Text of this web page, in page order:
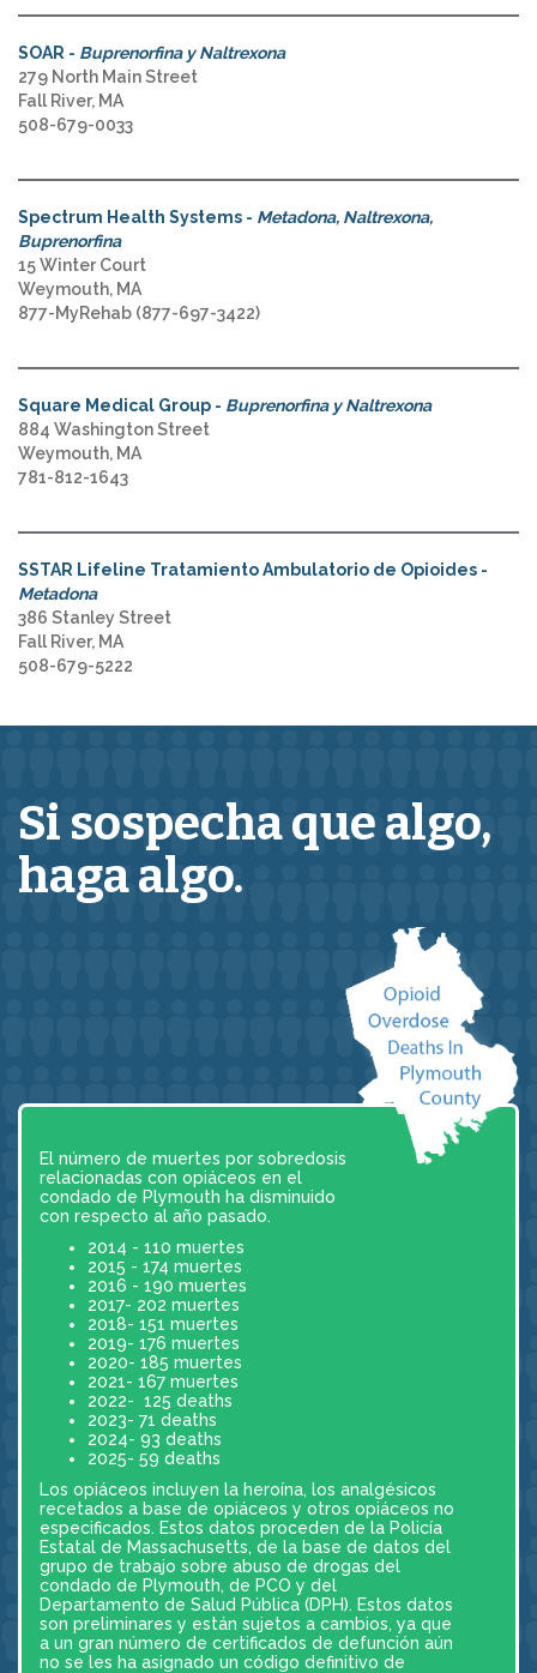
SOAR - Buprenorfina y Naltrexona
279 North Main Street
Fall River, MA
508-679-0033
Spectrum Health Systems - Metadona, Naltrexona,
Buprenorfina
15 Winter Court
Weymouth, MA
877-MyRehab (877-697-3422)
Square Medical Group - Buprenorfina y Naltrexona
884 Washington Street
Weymouth, MA
781-812-1643
SSTAR Lifeline Tratamiento Ambulatorio de Opioides -
Metadona
386 Stanley Street
Fall River, MA
508-679-5222
Si sospecha quealgo,
haga algo.
El número de muertes por sobredosis
relacionadas con opiáceos en el
condado de Plymouth ha disminuido
con respecto al año pasado.
2014 - 110 muertes
2015 - 174 muertes
2016 - 190 muertes
2017- 202 muertes
2018- 151 muertes
2019- 176 muertes
2020- 185 muertes
2021- 167 muertes
2022- 125 deaths
2023- 71 deaths
2024- 93 deaths
2025- 59 deaths
Los opiáceos incluyen la heroína, los analgésicos
recetados a base de opiáceos y otros opiáceos no
especificados. Estos datos proceden de la Policía
Estatal de Massachusetts, de la base de datos del
grupo de trabajo sobre abuso de drogas del
condado de Plymouth, de PCO y del
Departamento de Salud Pública (DPH). Estos datos
son preliminares y están sujetos a cambios, ya que
a un gran número de certificados de defunción aún
no se les ha asignado un código definitivo de